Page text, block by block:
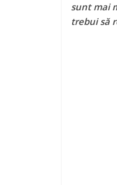
sunt mai
trebui să